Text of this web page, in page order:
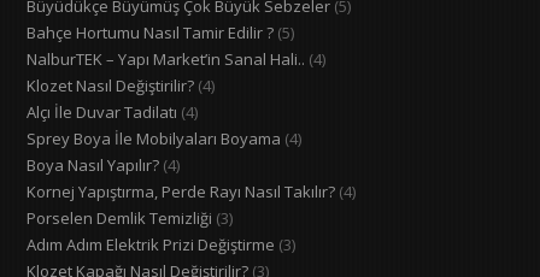
Büyüdükçe Büyümüş Çok Büyük Sebzeler (5)
Bahçe Hortumu Nasıl Tamir Edilir ? (5)
NalburTEK – Yapı Market’in Sanal Hali.. (4)
Klozet Nasıl Değiştirilir? (4)
Alçı İle Duvar Tadilatı (4)
Sprey Boya İle Mobilyaları Boyama (4)
Boya Nasıl Yapılır? (4)
Kornej Yapıştırma, Perde Rayı Nasıl Takılır? (4)
Porselen Demlik Temizliği (3)
Adım Adım Elektrik Prizi Değiştirme (3)
Klozet Kapağı Nasıl Değiştirilir? (3)